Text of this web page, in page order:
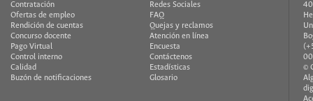
Contratación
Ofertas de empleo
Rendición de cuentas
Concurso docente
Pago Virtual
Control interno
Calidad
Buzón de notificaciones
Redes Sociales
FAQ
Quejas y reclamos
Atención en línea
Encuesta
Contáctenos
Estadísticas
Glosario
©